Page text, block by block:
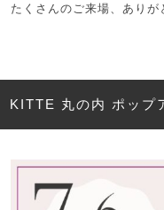
たくさんのご来場、ありが
KITTE 丸の内 ポップ